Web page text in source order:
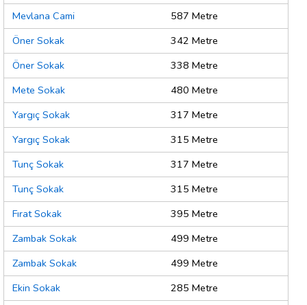
Mevlana Cami
587 Metre
Öner Sokak
342 Metre
Öner Sokak
338 Metre
Mete Sokak
480 Metre
Yargıç Sokak
317 Metre
Yargıç Sokak
315 Metre
Tunç Sokak
317 Metre
Tunç Sokak
315 Metre
Fırat Sokak
395 Metre
Zambak Sokak
499 Metre
Zambak Sokak
499 Metre
Ekin Sokak
285 Metre